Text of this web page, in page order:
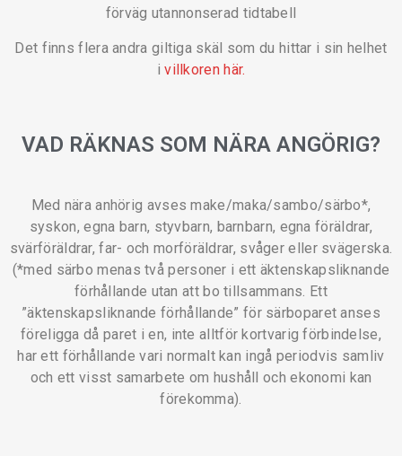
förväg utannonserad tidtabell
Det finns flera andra giltiga skäl som du hittar i sin helhet
ivillkoren här.
VAD RÄKNAS SOM NÄRA ANGÖRIG?
Med nära anhörig avses make/maka/sambo/särbo*,
syskon, egna barn, styvbarn, barnbarn, egna föräldrar,
svärföräldrar, far- och morföräldrar, svåger eller svägerska.
(*med särbo menas två personer i ett äktenskapsliknande
förhållande utan att bo tillsammans. Ett
”äktenskapsliknande förhållande” för särboparet anses
föreligga då paret i en, inte alltför kortvarig förbindelse,
har ett förhållande vari normalt kan ingå periodvis samliv
och ett visst samarbete om hushåll och ekonomi kan
förekomma).